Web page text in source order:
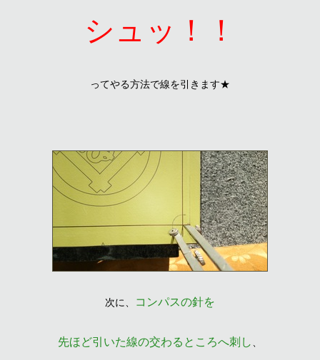
シュッ！！
ってやる方法で線を引きます★
次に、 コンパスの針を
先ほど引いた線の交わるところへ刺し、